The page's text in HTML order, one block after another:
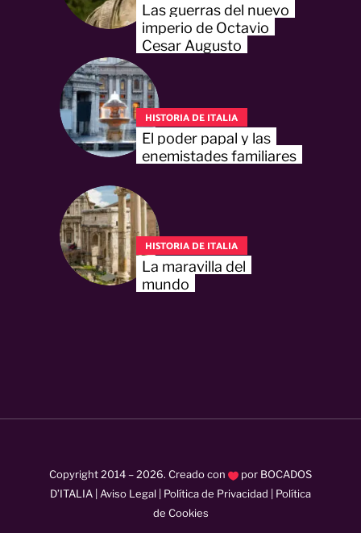
Las guerras del nuevo
imperio de Octavio
Cesar Augusto
HISTORIA DE ITALIA
El poder papal y las
enemistades familiares
HISTORIA DE ITALIA
La maravilla del
mundo
Copyright 2014 –2026. Creado con por BOCADOS
D’ITALIA Aviso Legal Política de Privacidad
Política
de Cookies